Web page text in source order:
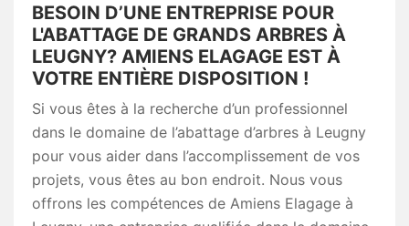
BESOIN D’UNE ENTREPRISE POUR
L'ABATTAGE DE GRANDS ARBRES À
LEUGNY? AMIENS ELAGAGE EST À
VOTRE ENTIÈRE DISPOSITION !
Si vous êtes à la recherche d’un professionnel
dans le domaine de l’abattage d’arbres à Leugny
pour vous aider dans l’accomplissement de vos
projets, vous êtes au bon endroit. Nous vous
offrons les compétences de Amiens Elagage à